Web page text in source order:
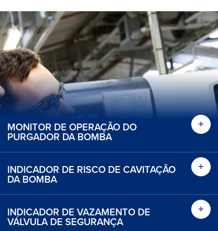
MONITOR DE OPERAÇÃO DO
PURGADOR DA BOMBA
INDICADOR DE RISCO DE CAVITAÇÃO
DA BOMBA
INDICADOR DE VAZAMENTO DE
VÁLVULA DE SEGURANÇA